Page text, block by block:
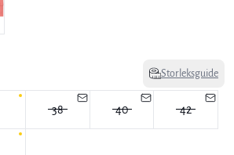
Storleksguide
38 40 42